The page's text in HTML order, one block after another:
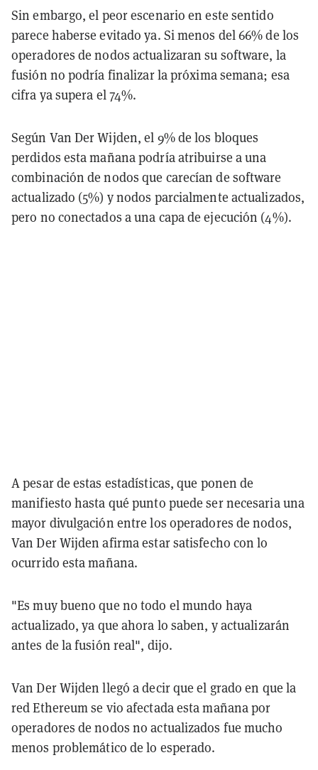
Sin embargo, el peor escenario en este sentido
parece haberse evitado ya. Si menos del 66% de los
operadores de nodos actualizaran su software, la
fusión no podría finalizar la próxima semana; esa
cifra ya supera el 74%.
Según Van Der Wijden, el 9% de los bloques
perdidos esta mañana podría atribuirse a una
combinación de nodos que carecían de software
actualizado (5%) y nodos parcialmente actualizados,
pero no conectados a una capa de ejecución (4%).
A pesar de estas estadísticas, que ponen de
manifiesto hasta qué punto puede ser necesaria una
mayor divulgación entre los operadores de nodos,
Van Der Wijden afirma estar satisfecho con lo
ocurrido esta mañana.
"Es muy bueno que no todo el mundo haya
actualizado, ya que ahora lo saben, y actualizarán
antes de la fusión real", dijo.
Van Der Wijden llegó a decir que el grado en que la
red Ethereum se vio afectada esta mañana por
operadores de nodos no actualizados fue mucho
menos problemático de lo esperado.